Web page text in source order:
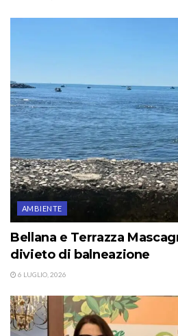
AMBIENTE
Bellana e Terrazza
divieto di balneazione
6 LUGLIO, 2026